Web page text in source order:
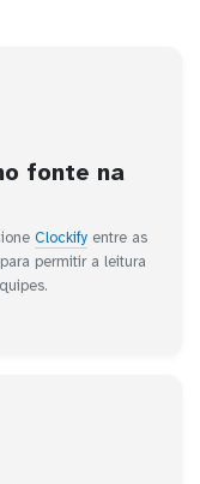
fonte na
Clockifyentre as
permitir a leitura